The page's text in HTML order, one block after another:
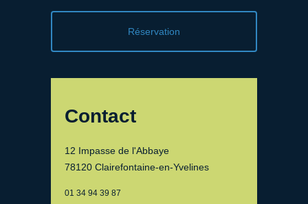
Réservation
Contact
12 Impasse de l'Abbaye
78120 Clairefontaine-en-Yvelines
01 34 94 39 87